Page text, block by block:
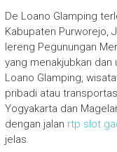
De Loano Glamping
Kabupaten Purworejo,
lereng Pegunungan
yang menakjubkan dan
Loano Glamping,
pribadi atau
Yogyakarta dan
dengan jalan rtp slot
jelas.